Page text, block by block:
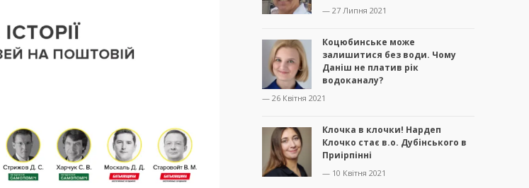
— 27 Липня 2021
Коцюбинське може
залишитися без води. Чому
Даніш не платив рік
водоканалу?
— 26 Квітня 2021
Клочка в клочки! Нардеп
Клочко стає в.о. Дубінського в
Приірпінні
— 10 Квітня 2021